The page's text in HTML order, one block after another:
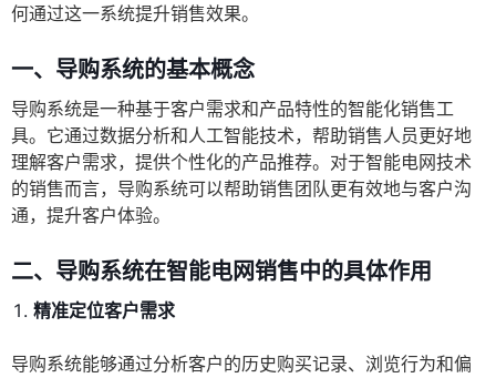
何通过这一系统提升销售效果。
一、导购系统的基本概念
导购系统是一种基于客户需求和产品特性的智能化销售工
具。它通过数据分析和人工智能技术，帮助销售人员更好地
理解客户需求，提供个性化的产品推荐。对于智能电网技术
的销售而言，导购系统可以帮助销售团队更有效地与客户沟
通，提升客户体验。
二、导购系统在智能电网销售中的具体作用
精准定位客户需求
导购系统能够通过分析客户的历史购买记录、浏览行为和偏